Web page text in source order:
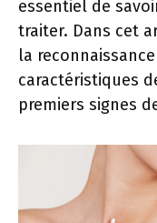
essentiel de
traiter. Dans cet
la
caractéristiques
premiers signes